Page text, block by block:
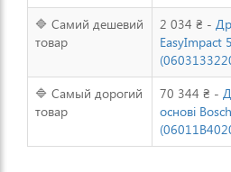
🔷 Самий дешевий
товар
2 034 ₴ -
EasyImpact
🔷 Самый дорогий
товар
70 344 ₴ -
основі